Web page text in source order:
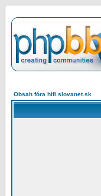
Obsah fóra hifi.slovanet.sk